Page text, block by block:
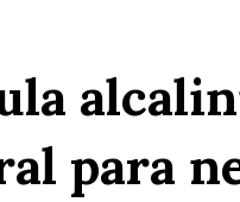
para